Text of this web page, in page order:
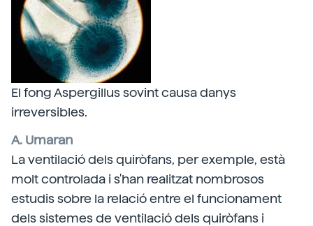
El fong Aspergillus sovint causa danys
irreversibles.
A. Umaran
La ventilació dels quiròfans, per exemple, està
molt controlada i s'han realitzat nombrosos
estudis sobre la relació entre el funcionament
dels sistemes de ventilació dels quiròfans i